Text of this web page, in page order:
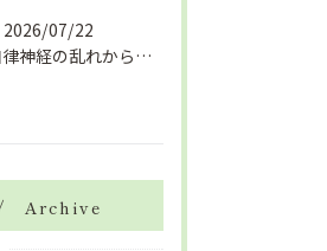
2026/07/22
自律神経の乱れから生活習慣病、血液循環の滞り
Archive